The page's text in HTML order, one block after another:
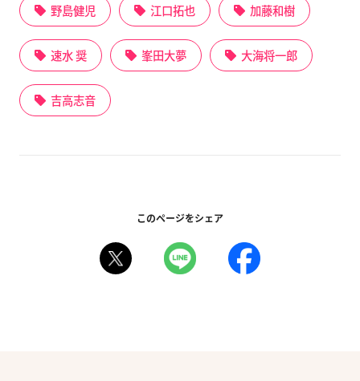
野島健児 江口拓也 加藤和樹
速水 奨 峯田大夢 大海将一郎
吉高志音
このページをシェア